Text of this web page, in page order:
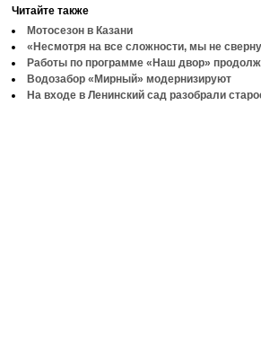
Читайте также
Мотосезон в Казани
«Несмотря на все сложности, мы не
Работы по программе «Наш двор»
Водозабор «Мирный» модернизируют
На входе в Ленинский сад разобрали